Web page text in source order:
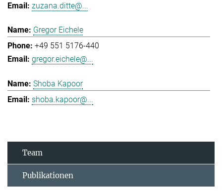
zuzana.ditte@...
Gregor Eichele
+49 551 5176-440
gregor.eichele@...
Shoba Kapoor
shoba.kapoor@...
Team
Publikationen